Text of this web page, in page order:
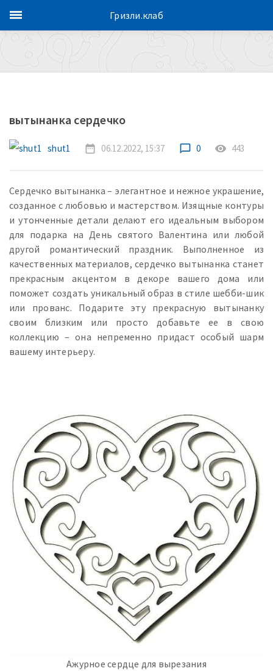
вытынанка сердечко
shut1 date_range 06.12.2022, 15:37 chat_bubble_outline 0 remove_red_eye 443
Сердечко вытынанка – элегантное и нежное украшение,
созданное с любовью и мастерством. Изящные контуры
и утонченные детали делают его идеальным выбором
для подарка на День святого Валентина или любой
другой романтический праздник. Выполненное из
качественных материалов, сердечко вытынанка станет
прекрасным акцентом в декоре вашего дома или
поможет создать уникальный образ в стиле шебби-шик
или прованс. Подарите эту прекрасную вытынанку
своим близким или просто добавьте ее в свою
коллекцию – она непременно придаст особый шарм
вашему интерьеру.
Ажурное сердце для вырезания
Гризли.клаб